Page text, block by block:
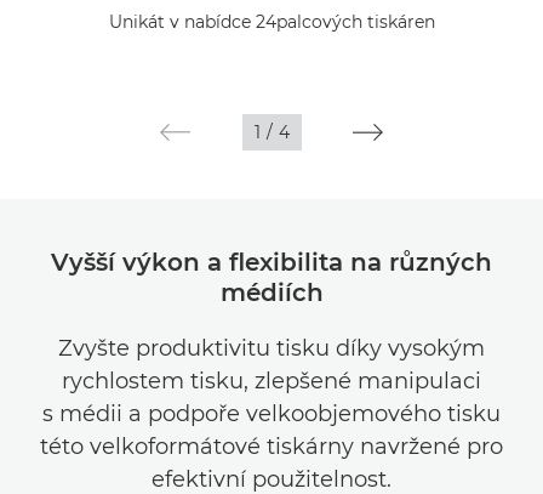
Unikát v nabídce 24palcových tiskáren
1 / 4
Vyšší výkon a flexibilita na různých
médiích
Zvyšte produktivitu tisku díky vysokým
rychlostem tisku, zlepšené manipulaci
s médii a podpoře velkoobjemového tisku
této velkoformátové tiskárny navržené pro
efektivní použitelnost.